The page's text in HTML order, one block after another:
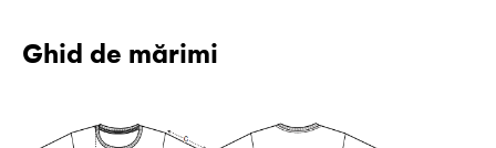
Ghid de mărimi